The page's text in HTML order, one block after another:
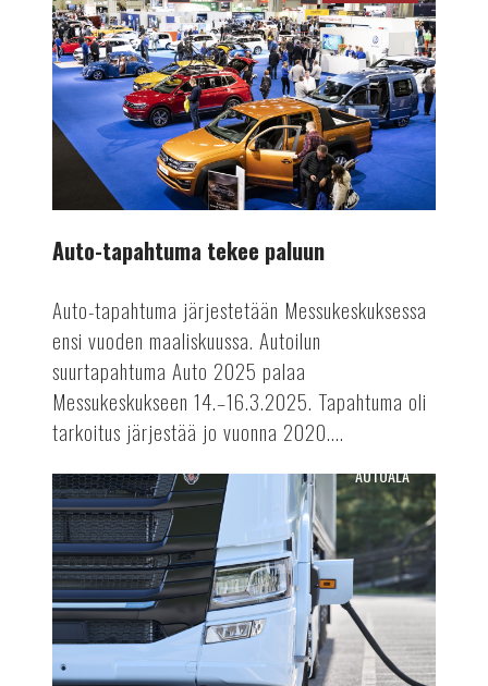
tapahtuma
tekee
paluun
Auto-tapahtuma tekee paluun
Auto-tapahtuma järjestetään Messukeskuksessa
ensi vuoden maaliskuussa. Autoilun
suurtapahtuma Auto 2025 palaa
Messukeskukseen 14.–16.3.2025. Tapahtuma oli
tarkoitus järjestää jo vuonna 2020....
Terästä
sähkörekoilla
AUTOALA